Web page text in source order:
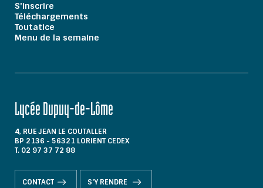
S'inscrire
Téléchargements
Toutatice
Menu de la semaine
Lycée Dupuy-de-Lôme
4, RUE JEAN LE COUTALLER
BP 2136 - 56321 LORIENT CEDEX
T. 02 97 37 72 88
CONTACT S'Y RENDRE